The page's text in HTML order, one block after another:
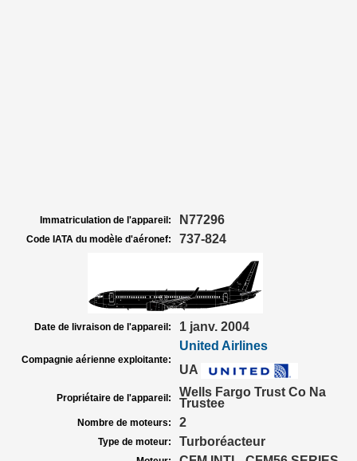
Immatriculation de l'appareil: N77296
Code IATA du modèle d'aéronef: 737-824
Date de livraison de l'appareil: 1 janv. 2004
Compagnie aérienne exploitante:
United Airlines
UA
Propriétaire de l'appareil:
Wells Fargo Trust Co Na
Trustee
Nombre de moteurs: 2
Type de moteur: Turboréacteur